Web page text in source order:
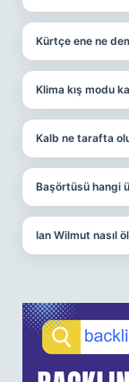
Kürtçe ene ne
Klima kış modu
Kalb ne tarafta
Başörtüsü hangi
Ian Wilmut nasıl